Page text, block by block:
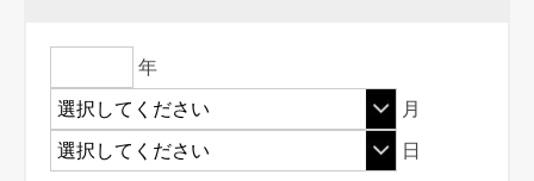
年
月
日